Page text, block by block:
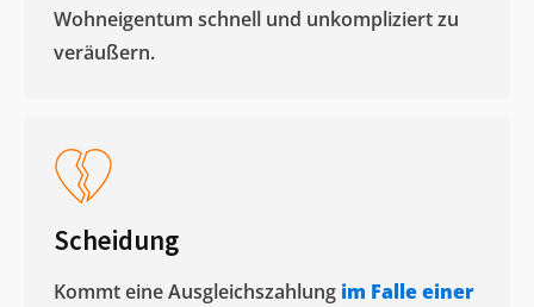
Wohneigentum schnell und unkompliziert zu
veräußern. ​
Scheidung
Kommt eine Ausgleichszahlung im Falle einer